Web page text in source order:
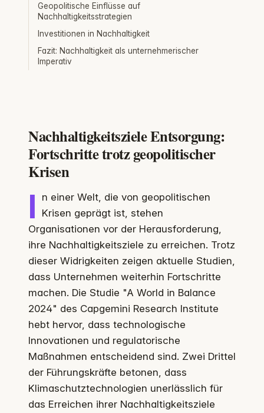
Geopolitische Einflüsse auf
Nachhaltigkeitsstrategien
Investitionen in Nachhaltigkeit
Fazit: Nachhaltigkeit als unternehmerischer
Imperativ
Nachhaltigkeitsziele Entsorgung:
Fortschritte trotz geopolitischer
Krisen
I
n einer Welt, die von geopolitischen
Krisen geprägt ist, stehen
Organisationen vor der Herausforderung,
ihre Nachhaltigkeitsziele zu erreichen. Trotz
dieser Widrigkeiten zeigen aktuelle Studien,
dass Unternehmen weiterhin Fortschritte
machen. Die Studie "A World in Balance
2024" des Capgemini Research Institute
hebt hervor, dass technologische
Innovationen und regulatorische
Maßnahmen entscheidend sind. Zwei Drittel
der Führungskräfte betonen, dass
Klimaschutztechnologien unerlässlich für
das Erreichen ihrer Nachhaltigkeitsziele